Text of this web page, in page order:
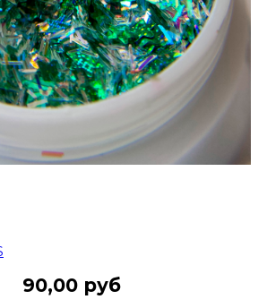
90,00 руб